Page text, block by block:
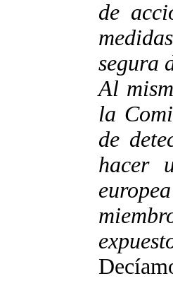
de
segura
Al
la
de
hacer